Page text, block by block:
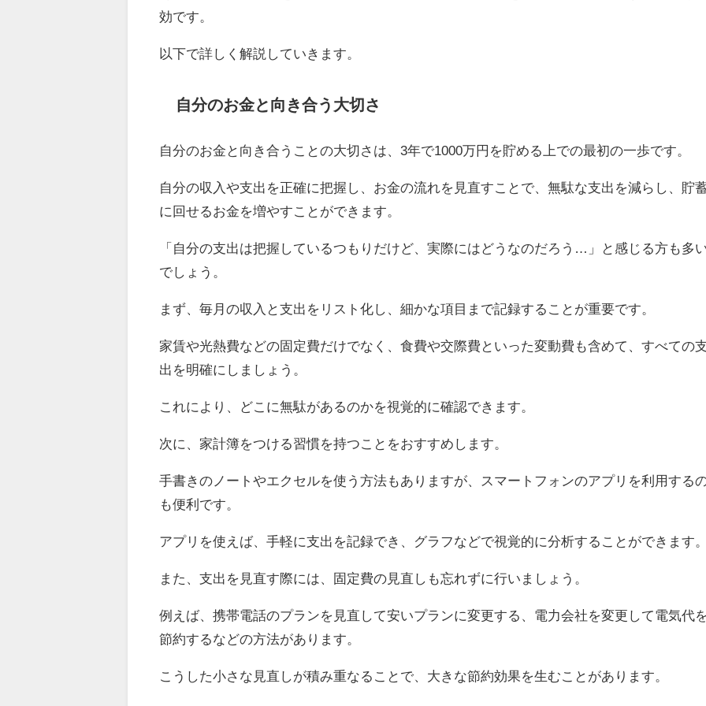
効です。
以下で詳しく解説していきます。
自分のお金と向き合う大切さ
自分のお金と向き合うことの大切さは、3年で1000万円を貯める上での最初の一歩です。
自分の収入や支出を正確に把握し、お金の流れを見直すことで、無駄な支出を減らし、貯
に回せるお金を増やすことができます。
「自分の支出は把握しているつもりだけど、実際にはどうなのだろう…」と感じる方も多
でしょう。
まず、毎月の収入と支出をリスト化し、細かな項目まで記録することが重要です。
家賃や光熱費などの固定費だけでなく、食費や交際費といった変動費も含めて、すべての
出を明確にしましょう。
これにより、どこに無駄があるのかを視覚的に確認できます。
次に、家計簿をつける習慣を持つことをおすすめします。
手書きのノートやエクセルを使う方法もありますが、スマートフォンのアプリを利用する
も便利です。
アプリを使えば、手軽に支出を記録でき、グラフなどで視覚的に分析することができます。
また、支出を見直す際には、固定費の見直しも忘れずに行いましょう。
例えば、携帯電話のプランを見直して安いプランに変更する、電力会社を変更して電気代
節約するなどの方法があります。
こうした小さな見直しが積み重なることで、大きな節約効果を生むことがあります。